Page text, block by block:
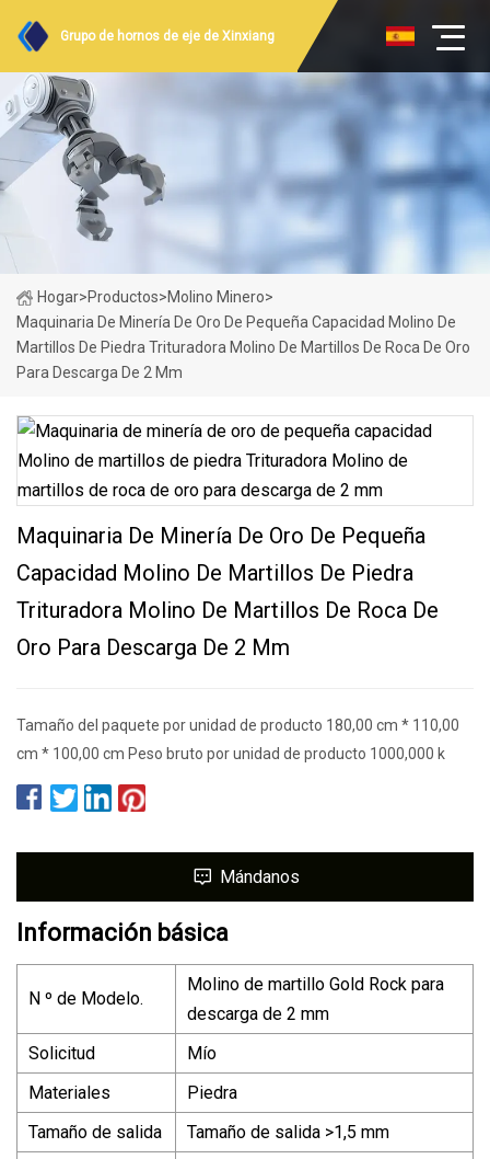
Grupo de hornos de eje de Xinxiang
Hogar>Productos>Molino Minero>
Maquinaria De Minería De Oro De Pequeña Capacidad Molino De
Martillos De Piedra Trituradora Molino De Martillos De Roca De Oro
Para Descarga De 2 Mm
Maquinaria De Minería De Oro De Pequeña
Capacidad Molino De Martillos De Piedra
Trituradora Molino De Martillos De Roca De
Oro Para Descarga De 2 Mm
Tamaño del paquete por unidad de producto 180,00 cm * 110,00
cm * 100,00 cm Peso bruto por unidad de producto 1000,000 k
Mándanos
Información básica
N º de Modelo.
Molino de martillo Gold Rock para
descarga de 2 mm
Solicitud
Mío
Materiales
Piedra
Tamaño de salida
Tamaño de salida >1,5 mm